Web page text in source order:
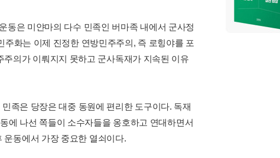
동은 미얀마의 다수 민족인 버마족 내에서 군사정
화는 이제 진정한 연방민주주의, 즉 로힝야를 포
의가 이뤄지지 못하고 군사독재가 지속된 이유
족은 당장은 대중 동원에 편리한 도구이다. 독재
에 나선 쪽들이 소수자들을 옹호하고 연대하면서
동에서 가장 중요한 열쇠이다.